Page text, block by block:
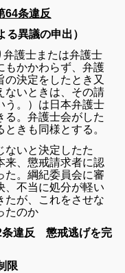
条違反
異議の申出）
護士または弁護士
もかかわらず、弁護
決定をしたとき又
ないときは、その請
う。）は日本弁護士
る。弁護士会がした
きも同様とする。
ないと決定したた
来、懲戒請求者に認
た。綱紀委員会に審
、不当に処分が軽い
たが、これをさせな
たのか
違反 懲戒逃げを完
限